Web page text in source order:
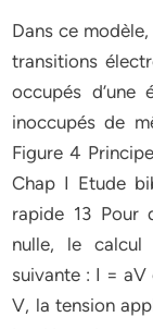
Dans ce
transitions
occupés d’une
inoccupés de
Figure 4
Chap I Etude
rapide 13 Pour
nulle, le calcul
suivante : I = aV
V, la tension